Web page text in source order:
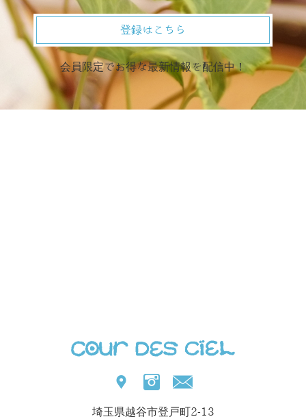
登録はこちら
会員限定でお得な最新情報を配信中！
埼玉県越谷市登戸町2-13